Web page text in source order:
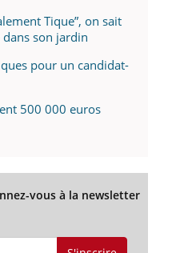
Tique”, on sait
son jardin
pour un candidat-
500 000 euros
vous à la newsletter